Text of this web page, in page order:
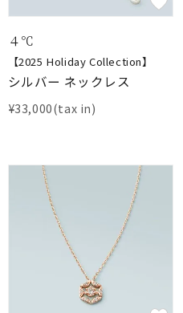
４℃
【2025 Holiday Collection】
シルバー ネックレス
¥33,000(tax in)